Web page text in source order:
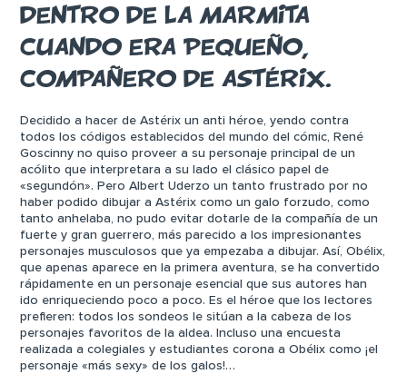
DENTRO DE LA MARMITA
CUANDO ERA PEQUEÑO,
COMPAÑERO DE ASTÉRIX.
Decidido a hacer de Astérix un anti héroe, yendo contra
todos los códigos establecidos del mundo del cómic, René
Goscinny no quiso proveer a su personaje principal de un
acólito que interpretara a su lado el clásico papel de
«segundón». Pero Albert Uderzo un tanto frustrado por no
haber podido dibujar a Astérix como un galo forzudo, como
tanto anhelaba, no pudo evitar dotarle de la compañía de un
fuerte y gran guerrero, más parecido a los impresionantes
personajes musculosos que ya empezaba a dibujar. Así, Obélix,
que apenas aparece en la primera aventura, se ha convertido
rápidamente en un personaje esencial que sus autores han
ido enriqueciendo poco a poco. Es el héroe que los lectores
prefieren: todos los sondeos le sitúan a la cabeza de los
personajes favoritos de la aldea. Incluso una encuesta
realizada a colegiales y estudiantes corona a Obélix como ¡el
personaje «más sexy» de los galos!…